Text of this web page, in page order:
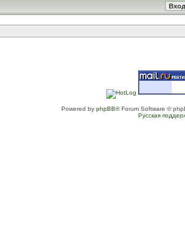
Powered by phpBB® Forum Software ©
Русская